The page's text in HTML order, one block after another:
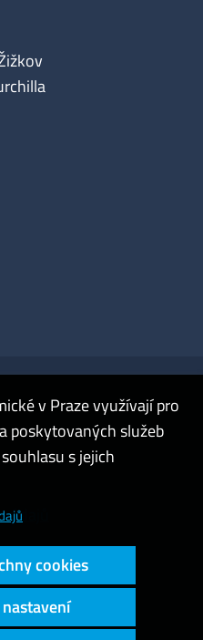
v Praze využívají pro
poskytovaných služeb
s jejich
cookies